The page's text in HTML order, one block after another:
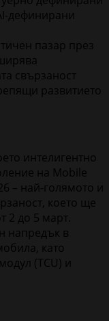
дефинирани
пазар през
свързаност
развитието
интелигентно
на Mobile
– най-голямото и
което ще
2 до 5 март.
напредък в
като
(TCU) и